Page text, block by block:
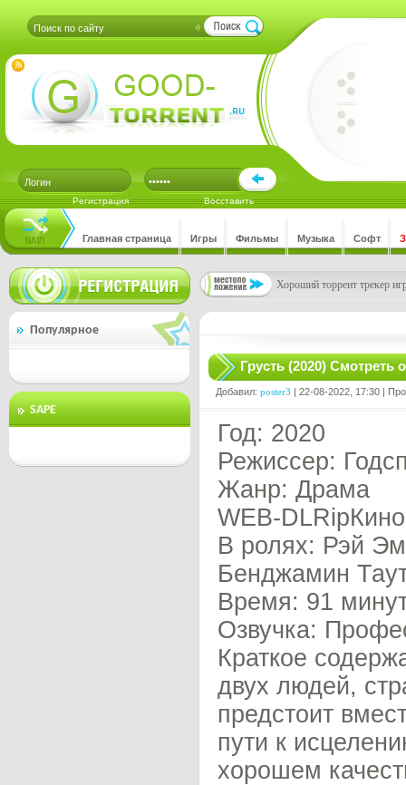
Регистрация Восставить
Главная страница Игры Фильмы Музыка Софт
Хороший торрент трекер
Популярное
SAPE
Грусть (2020) Смотреть
Добавил: poster3 | 22-08-2022, 17:30 |
Год: 2020
Режиссер:
Жанр: Драма
WEB-
В ролях: Рэй
Бенджамин
Время: 91
Озвучка:
Краткое
двух людей,
предстоит
пути к
хорошем